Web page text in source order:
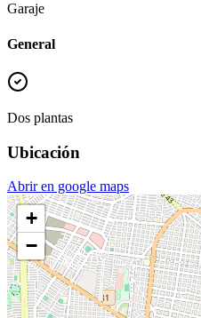
Garaje
General
Dos plantas
Ubicación
Abrir en google maps
+
−